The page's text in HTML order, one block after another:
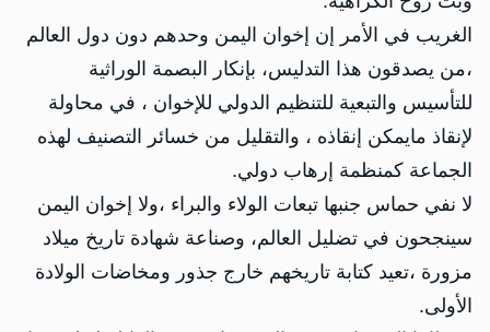
الغريب في الأمر إن إخوان اليمن وحدهم دون دول العالم
،من يصدقون هذا التدليس، بإنكار البصمة الوراثية
للتأسيس والتبعية للتنظيم الدولي للإخوان ، في محاولة
لإنقاذ مايمكن إنقاذه ، والتقليل من خسائر التصنيف لهذه
الجماعة كمنظمة إرهاب دولي.
لا نفي حماس جنبها تبعات الولاء والبراء ،ولا إخوان اليمن
سينجحون في تضليل العالم، وصناعة شهادة تاريخ ميلاد
مزورة ،تعيد كتابة تاريخهم خارج جذور ومخاضات الولادة
الأولى.